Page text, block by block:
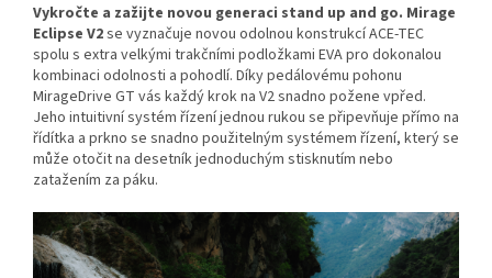
Vykročte a zažijte novou generaci stand up and go. Mirage
Eclipse V2se vyznačuje novou odolnou konstrukcí ACE-TEC
spolu s extra velkými trakčními podložkami EVA pro dokonalou
kombinaci odolnosti a pohodlí. Díky pedálovému pohonu
MirageDrive GT vás každý krok na V2 snadno požene vpřed.
Jeho intuitivní systém řízení jednou rukou se připevňuje přímo na
řídítka a prkno se snadno použitelným systémem řízení, který se
může otočit na desetník jednoduchým stisknutím nebo
zatažením za páku.